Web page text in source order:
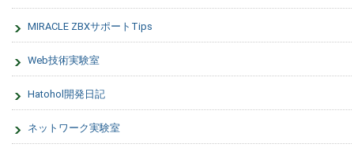
MIRACLE ZBXサポートTips
Web技術実験室
Hatohol開発日記
ネットワーク実験室